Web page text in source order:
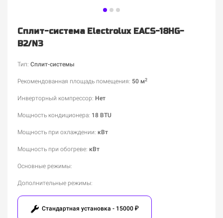
Сплит-система Electrolux EACS-18HG-
B2/N3
Тип: Сплит-системы
Рекомендованная площадь помещения: 50 м2
Инверторный компрессор: Нет
Мощность кондиционера: 18 BTU
Мощность при охлаждении: кВт
Мощность при обогреве: кВт
Основные режимы:
Дополнительные режимы:
Стандартная установка - 15000 ₽